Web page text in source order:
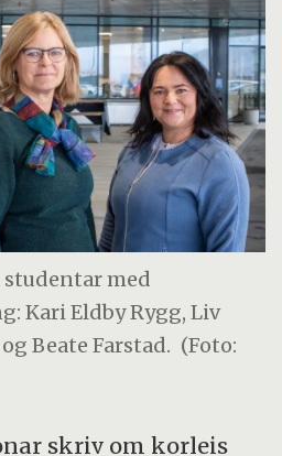
studentar med
Kari Eldby Rygg, Liv
Beate Farstad. (Foto:
skriv om korleis